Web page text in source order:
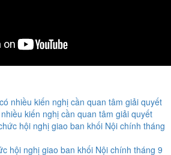
kiến nghị cần quan tâm giải quyết
hội nghị giao ban khối Nội chính tháng 9